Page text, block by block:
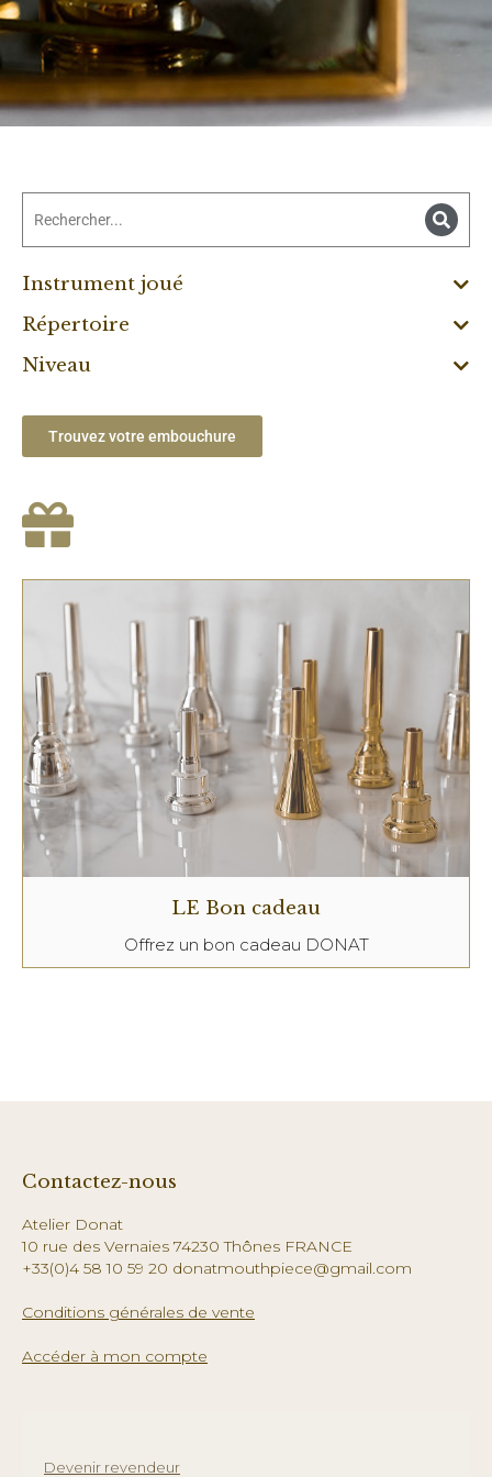
Instrument joué
Répertoire
Niveau
Trouvez votre embouchure
LE Bon cadeau
Offrez un bon cadeau DONAT
Contactez-nous
Atelier Donat
10 rue des Vernaies 74230 Thônes FRANCE
+33(0)4 58 10 59 20 donatmouthpiece@gmail.com
Conditions générales de vente
Accéder à mon compte
Devenir revendeur